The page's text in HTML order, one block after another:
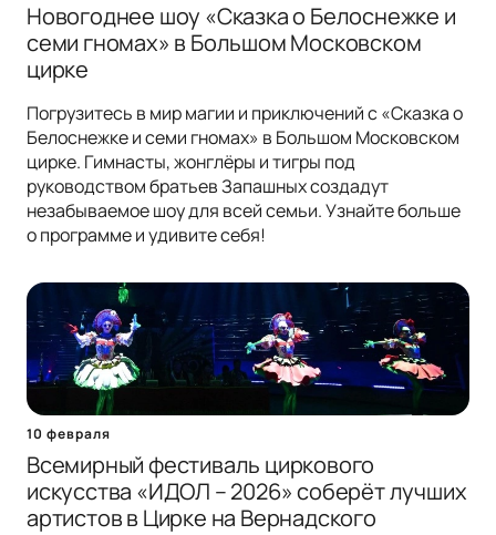
Новогоднее шоу «Сказка о Белоснежке и
семи гномах» в Большом Московском
цирке
Погрузитесь в мир магии и приключений с «Сказка о
Белоснежке и семи гномах» в Большом Московском
цирке. Гимнасты, жонглёры и тигры под
руководством братьев Запашных создадут
незабываемое шоу для всей семьи. Узнайте больше
о программе и удивите себя!
10 февраля
Всемирный фестиваль циркового
искусства «ИДОЛ – 2026» соберёт лучших
артистов в Цирке на Вернадского